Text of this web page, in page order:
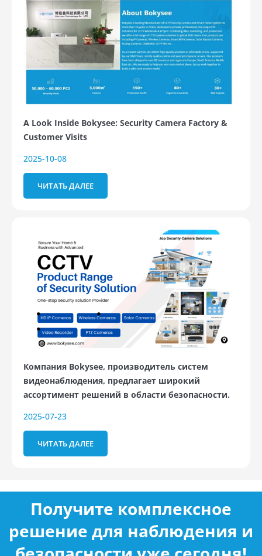
A Look Inside Bokysee: Security Camera Factory &
Customer Visits
2025-10-08
ЧИТАТЬ ДАЛЕЕ
Компания Bokysee, производитель систем
видеонаблюдения, предлагает широкий
ассортимент решений в области безопасности.
2025-07-23
ЧИТАТЬ ДАЛЕЕ
Получите комплексное
решение для наблюдения и